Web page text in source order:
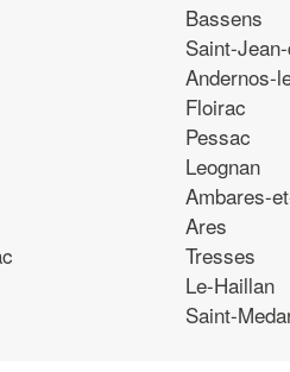
Bassens
Saint-
Andernos-
Floirac
Pessac
Leognan
Ambares-
Ares
Tresses
Le-Haillan
Saint-